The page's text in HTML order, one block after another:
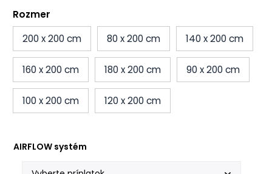
Rozmer
200 x 200 cm
80 x 200 cm 140 x 200 cm
160 x 200 cm 180 x 200 cm 90 x 200 cm
100 x 200 cm 120 x 200 cm
AIRFLOW systém